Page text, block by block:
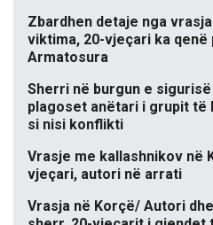
Zbardhen detaje nga
viktima, 20-vjeçari ka
Armatosura
Sherri në burgun e
plagoset anëtari i grupit të
si nisi konflikti
Vrasje me kallashnikov në
vjeçari, autori në arrati
Vrasja në Korçë/ Autori